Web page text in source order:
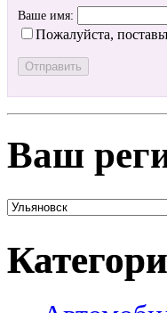
Ваше имя:
Пожалуйста,
Ваш